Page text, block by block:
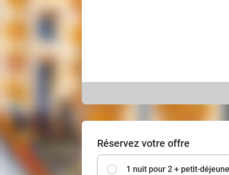
Réservez votre offre
1 nuit pour 2 + petit-